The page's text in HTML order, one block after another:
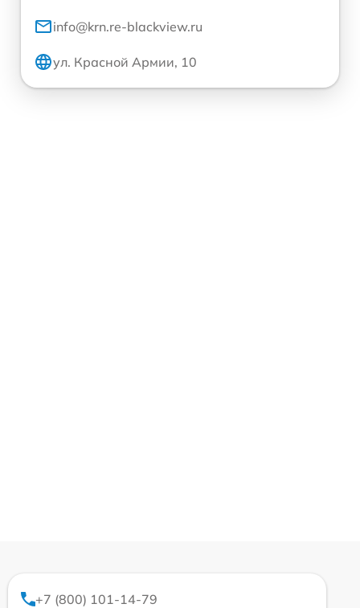
info@krn.re-blackview.ru
ул. Красной Армии, 10
+7 (800) 101-14-79